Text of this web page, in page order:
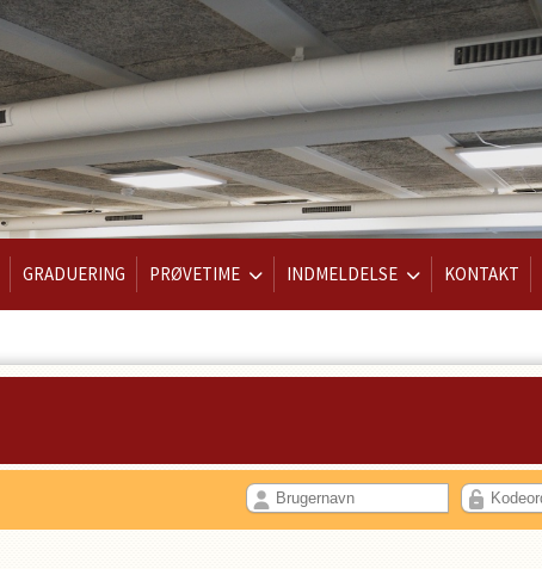
GRADUERING PRØVETIME INDMELDELSE KONTAKT